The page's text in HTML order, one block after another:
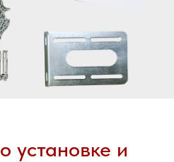
установке и